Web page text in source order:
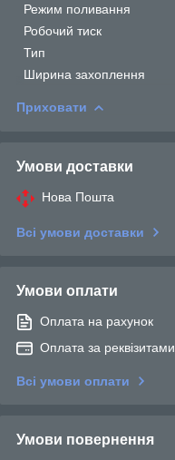
Режим поливання
Робочий тиск
Тип
Ширина захоплення
Приховати
Умови доставки
Нова Пошта
Всі умови доставки
Умови оплати
Оплата на рахунок
Оплата за реквізитами
Всі умови оплати
Умови повернення